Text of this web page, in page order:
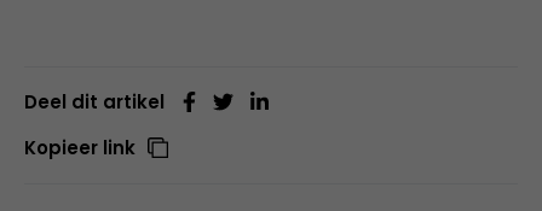
Deel dit artikel
Kopieer link